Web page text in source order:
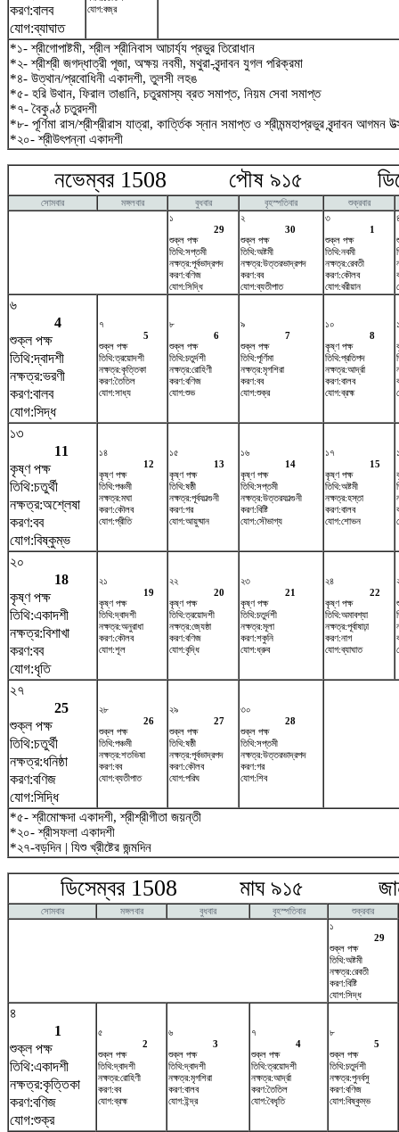
করণ:বালব
যোগ:ব্যাঘাত
যোগ:বজ্র
*১- শ্রীগোপাষ্টমী, শ্রীল শ্রীনিবাস আচার্য্য প্রভুর তিরোধান
*২- শ্রীশ্রী জগদ্ধাত্রী পূজা, অক্ষয় নবমী, মথুরা-বৃন্দাবন যুগল পরিক্রমা
*৪- উত্থান/প্রবোধিনী একাদশী, তুলসী লহঙ
*৫- হরি উথান, ফিরাল তাঙানি, চতুরমাস্য ব্রত সমাপ্ত, নিয়ম সেবা সমাপ্ত
*৭- বৈকুণ্ঠ চতুরদশী
*৮- পূর্ণিমা রাস/শ্রীশ্রীরাস যাত্রা, কার্ত্তিক স্নান সমাপ্ত ও শ্রীমন্মহাপ্রভুর বৃন্দাবন আগমন
*২০- শ্রীউৎপন্না একাদশী
নভেম্বর 1508 পৌষ ৯১৫
সোমবার মঙ্গলবার বুধবার বৃহস্পতিবার
শুক্রবার
১
29
শুক্ল পক্ষ
তিথি:সপ্তমী
নক্ষত্র:পূর্বভাদ্রপদ
করণ:বণিজ
যোগ:সিদ্ধি
২
30
শুক্ল পক্ষ
তিথি:অষ্টমী
নক্ষত্র:উত্তরভাদ্রপদ
করণ:বব
যোগ:ব্যতীপাত
৩
1
শুক্ল পক্ষ
তিথি:নবমী
নক্ষত্র:রেবতী
করণ:কৌলব
যোগ:বরীয়ান
৬
4
শুক্ল পক্ষ
তিথি:দ্বাদশী
নক্ষত্র:ভরণী
করণ:বালব
যোগ:সিদ্ধ
৭
5
শুক্ল পক্ষ
তিথি:ত্রয়োদশী
নক্ষত্র:কৃত্তিকা
করণ:তৈতিল
যোগ:সাধ্য
৮
6
শুক্ল পক্ষ
তিথি:চতুর্দশী
নক্ষত্র:রোহিণী
করণ:বণিজ
যোগ:শুভ
৯
7
শুক্ল পক্ষ
তিথি:পূর্ণিমা
নক্ষত্র:মৃগশিরা
করণ:বব
যোগ:শুক্র
১০
8
কৃষ্ণ পক্ষ
তিথি:প্রতিপদ
নক্ষত্র:আর্দ্রা
করণ:বালব
যোগ:ব্রহ্ম
১৩
11
কৃষ্ণ পক্ষ
তিথি:চতুর্থী
নক্ষত্র:অশ্লেষা
করণ:বব
যোগ:বিষ্কুম্ভ
১৪
12
কৃষ্ণ পক্ষ
তিথি:পঞ্চমী
নক্ষত্র:মঘা
করণ:কৌলব
যোগ:প্রীতি
১৫
13
কৃষ্ণ পক্ষ
তিথি:ষষ্ঠী
নক্ষত্র:পূর্বফাল্গুনী
করণ:গর
যোগ:আয়ুষ্মান
১৬
14
কৃষ্ণ পক্ষ
তিথি:সপ্তমী
নক্ষত্র:উত্তরফাল্গুনী
করণ:বিষ্টি
যোগ:সৌভাগ্য
১৭
15
কৃষ্ণ পক্ষ
তিথি:অষ্টমী
নক্ষত্র:হস্তা
করণ:বালব
যোগ:শোভন
২০
18
কৃষ্ণ পক্ষ
তিথি:একাদশী
নক্ষত্র:বিশাখা
করণ:বব
যোগ:ধৃতি
২১
19
কৃষ্ণ পক্ষ
তিথি:দ্বাদশী
নক্ষত্র:অনুরাধা
করণ:কৌলব
যোগ:শূল
২২
20
কৃষ্ণ পক্ষ
তিথি:ত্রয়োদশী
নক্ষত্র:জ্যেষ্ঠা
করণ:বণিজ
যোগ:বৃদ্ধি
২৩
21
কৃষ্ণ পক্ষ
তিথি:চতুর্দশী
নক্ষত্র:মূলা
করণ:শকুনি
যোগ:ধ্রুব
২৪
22
কৃষ্ণ পক্ষ
তিথি:অমাবশ্যা
নক্ষত্র:পূর্বাষাঢ়া
করণ:নাগ
যোগ:ব্যাঘাত
২৭
25
শুক্ল পক্ষ
তিথি:চতুর্থী
নক্ষত্র:ধনিষ্ঠা
করণ:বণিজ
যোগ:সিদ্ধি
২৮
26
শুক্ল পক্ষ
তিথি:পঞ্চমী
নক্ষত্র:শতভিষ‌া
করণ:বব
যোগ:ব্যতীপাত
২৯
27
শুক্ল পক্ষ
তিথি:ষষ্ঠী
নক্ষত্র:পূর্বভাদ্রপদ
করণ:কৌলব
যোগ:পরিঘ
৩০
28
শুক্ল পক্ষ
তিথি:সপ্তমী
নক্ষত্র:উত্তরভাদ্রপদ
করণ:গর
যোগ:শিব
*৫- শ্রীমোক্ষদা একাদশী, শ্রীশ্রীগীতা জয়ন্তী
*২০- শ্রীসফলা একাদশী
*২৭-বড়দিন | যিশু খ্রীষ্টের জন্মদিন
ডিসেম্বর 1508 মাঘ ৯১৫
সোমবার মঙ্গলবার বুধবার বৃহস্পতিবার
শুক্রবার
১
29
শুক্ল পক্ষ
তিথি:অষ্টমী
নক্ষত্র:রেবতী
করণ:বিষ্টি
যোগ:সিদ্ধ
৪
1
শুক্ল পক্ষ
তিথি:একাদশী
নক্ষত্র:কৃত্তিকা
করণ:বণিজ
যোগ:শুক্র
৫
2
শুক্ল পক্ষ
তিথি:দ্বাদশী
নক্ষত্র:রোহিণী
করণ:বব
যোগ:ব্রহ্ম
৬
3
শুক্ল পক্ষ
তিথি:দ্বাদশী
নক্ষত্র:মৃগশিরা
করণ:বালব
যোগ:ইন্দ্র
৭
4
শুক্ল পক্ষ
তিথি:ত্রয়োদশী
নক্ষত্র:আর্দ্রা
করণ:তৈতিল
যোগ:বৈধৃতি
৮
5
শুক্ল পক্ষ
তিথি:চতুর্দশী
নক্ষত্র:পুনর্বসু
করণ:বণিজ
যোগ:বিষ্কুম্ভ